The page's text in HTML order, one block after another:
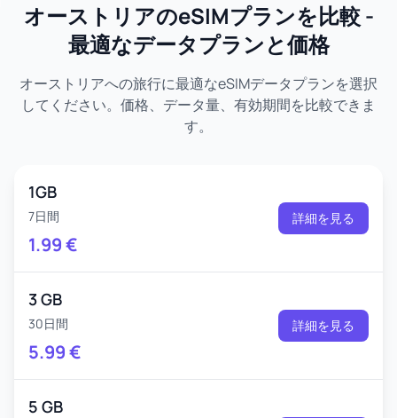
オーストリアのeSIMプランを比較 -
最適なデータプランと価格
オーストリアへの旅行に最適なeSIMデータプランを選択
してください。価格、データ量、有効期間を比較できま
す。
1GB
7日間
1.99€
詳細を見る
3 GB
30日間
5.99€
詳細を見る
5 GB